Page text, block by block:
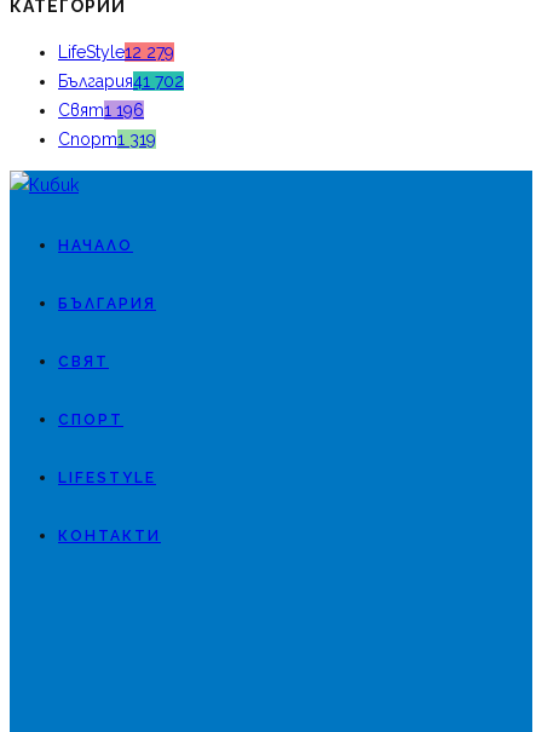
КАТЕГОРИИ
LifeStyle12 279
България41 702
Свят1 196
Спорт1 319
НАЧАЛО
БЪЛГАРИЯ
СВЯТ
СПОРТ
LIFESTYLE
КОНТАКТИ